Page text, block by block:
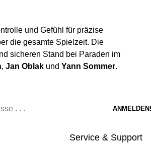
und Gefühl für präzise
die gesamte Spielzeit. Die
sicheren Stand bei Paraden im
, Jan Oblak und Yann Sommer.
Service & Support